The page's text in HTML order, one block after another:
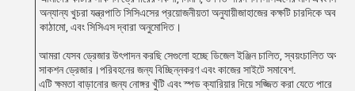
অন্যান্য খুচরা যন্ত্রপাতি সিসিএসের প্রয়োজনীয়তা অনুযায়ীজাহাজের কক্ষটি চারদিকে
কাঠামো, এবং সিসিএস দ্বারা অনুমোদিত।
আমরা যেসব ড্রেজার উৎপাদন করছি সেগুলো হচ্ছে ডিজেল ইঞ্জিন চালিত, স্বয়ংচালিত অথবা
সাকশন ড্রেজার।পরিবহনের জন্য বিচ্ছিন্নকরণ এবং কাজের সাইটে সমাবেশ.
এটি ক্ষমতা বাড়ানোর জন্য নোঙ্গর খুঁটি এবং স্পড ক্যারিয়ার দিয়ে সজ্জিত করা যেতে পারে।